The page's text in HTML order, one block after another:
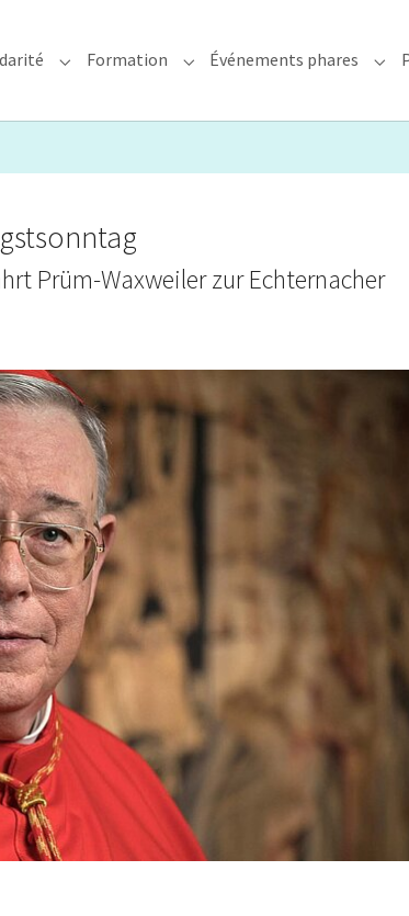
for "Foi & Pastorale"
Submenu for "Solidarité"
Formation Submenu for "Formation"
Événements phares
Prüm-Waxweiler zur Echternacher